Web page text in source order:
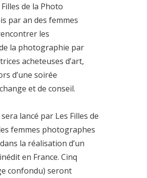
de la Photo
par an des femmes
les
la photographie par
acheteuses d’art,
d’une soirée
et de conseil.
lancé par Les Filles de
femmes photographes
la réalisation d’un
en France. Cinq
confondu) seront